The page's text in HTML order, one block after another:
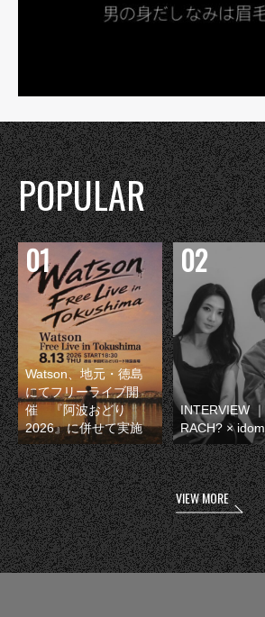
POPULAR
Watson、地元・徳島
にてフリーライブ開
催 『阿波おどり
2026』に併せて実施
INTERVIEW ｜
RACH? × idom
VIEW MORE